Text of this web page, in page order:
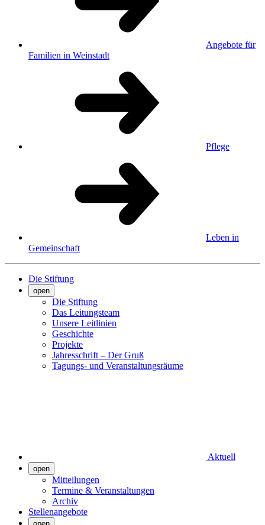
Angebote für
Familien in Weinstadt
Pflege
Leben in
Gemeinschaft
Die Stiftung
open
Die Stiftung
Das Leitungsteam
Unsere Leitlinien
Geschichte
Projekte
Jahresschrift – Der Gruß
Tagungs- und Veranstaltungsräume
Aktuell
open
Mitteilungen
Termine & Veranstaltungen
Archiv
Stellenangebote